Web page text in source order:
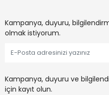
Kampanya, duyuru,
olmak istiyorum.
Kampanya, duyuru ve
için kayıt olun.